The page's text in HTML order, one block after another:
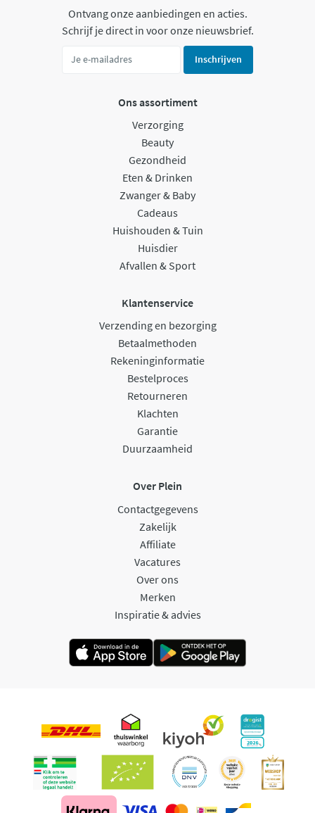
Ontvang onze aanbiedingen en acties.
Schrijf je direct in voor onze nieuwsbrief.
Inschrijven
Ons assortiment
Verzorging
Beauty
Gezondheid
Eten & Drinken
Zwanger & Baby
Cadeaus
Huishouden & Tuin
Huisdier
Afvallen & Sport
Klantenservice
Verzending en bezorging
Betaalmethoden
Rekeninginformatie
Bestelproces
Retourneren
Klachten
Garantie
Duurzaamheid
Over Plein
Contactgegevens
Zakelijk
Affiliate
Vacatures
Over ons
Merken
Inspiratie & advies